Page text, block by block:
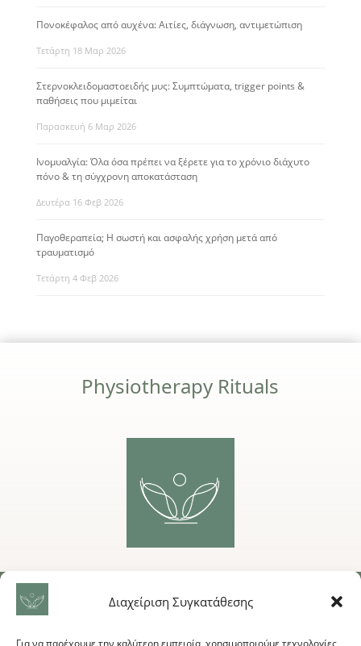
Διαχείριση Συγκατάθεσης
Για να παρέχουμε την καλύτερη εμπειρία, χρησιμοποιούμε τεχνολογίες
Πονοκέφαλος από αυχένα: Αιτίες, διάγνωση, αντιμετώπιση
Τετάρτη 18 Μαρ 2026
Στερνοκλειδομαστοειδής μυς: Συμπτώματα, trigger points &
παθήσεις που μιμείται
Παρασκευή 6 Μαρ 2026
Ινομυαλγία: Όλα όσα πρέπει να ξέρετε για το χρόνιο διάχυτο
πόνο & τη σύγχρονη αποκατάσταση
Δευτέρα 16 Φεβ 2026
Παγοθεραπεία; Η σωστή και ασφαλής χρήση μετά από
τραυματισμό
Τετάρτη 4 Φεβ 2026
Physiotherapy Rituals
ΕΠΙΚΟΙΝΩΝΙΑ